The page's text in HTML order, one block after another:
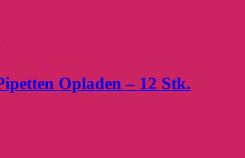
Opladen – 12 Stk.